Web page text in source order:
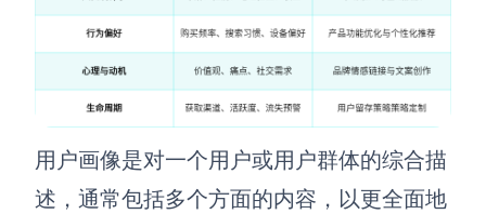
AI生成流程图
AI生成用户旅程图
AI生成鱼骨图
AI生成甘特图
AI生成组织结构图
AI生成商业画布
AI生成SWOT分析
AI生成PEST分析
AI生成平衡计分卡
用户画像是对一个用户或用户群体的综合描
述，通常包括多个方面的内容，以更全面地